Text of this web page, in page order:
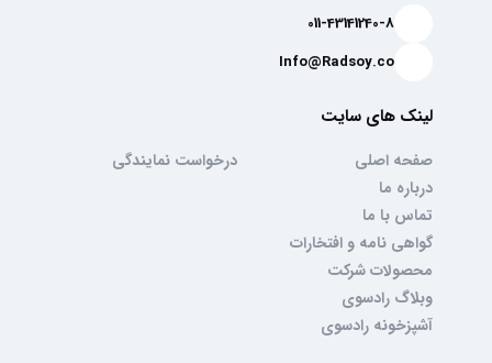
011-43141240-8
Info@Radsoy.co
لینک های سایت
صفحه اصلی
درباره ما
تماس با ما
گواهی نامه و افتخارات
محصولات شرکت
وبلاگ رادسوی
آشپزخونه رادسوی
درخواست نمایندگی